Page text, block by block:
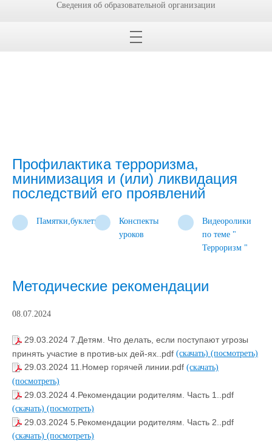
Профилактика терроризма,
минимизация и (или) ликвидация
последствий его проявлений
Памятки,буклеты
Конспекты
уроков
Видеоролики
по теме "
Терроризм "
Методические рекомендации
08.07.2024
29.03.2024 7.Детям. Что делать, если поступают угрозы
принять участие в против-ых дей-ях..pdf (скачать) (посмотреть)
29.03.2024 11.Номер горячей линии.pdf (скачать)
(посмотреть)
29.03.2024 4.Рекомендации родителям. Часть 1..pdf
(скачать) (посмотреть)
29.03.2024 5.Рекомендации родителям. Часть 2..pdf
(скачать) (посмотреть)
Сведения об образовательной организации